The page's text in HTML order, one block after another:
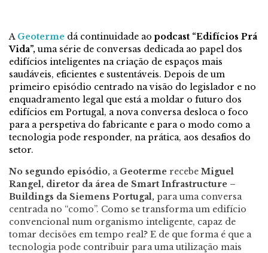
A Geoterme dá continuidade ao podcast “Edifícios Prá
Vida”, uma série de conversas dedicada ao papel dos
edifícios inteligentes na criação de espaços mais
saudáveis, eficientes e sustentáveis. Depois de um
primeiro episódio centrado na visão do legislador e no
enquadramento legal que está a moldar o futuro dos
edifícios em Portugal, a nova conversa desloca o foco
para a perspetiva do fabricante e para o modo como a
tecnologia pode responder, na prática, aos desafios do
setor.
No segundo episódio, a Geoterme recebe Miguel
Rangel, diretor da área de Smart Infrastructure –
Buildings da Siemens Portugal, para uma conversa
centrada no “como”. Como se transforma um edifício
convencional num organismo inteligente, capaz de
tomar decisões em tempo real? E de que forma é que a
tecnologia pode contribuir para uma utilização mais